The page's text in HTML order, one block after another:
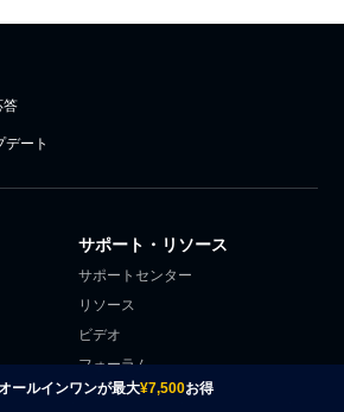
答
ート
サポート・リソース
サポートセンター
リソース
ビデオ
フォーラム
ブログ
ールインワンが最大¥7,500お得